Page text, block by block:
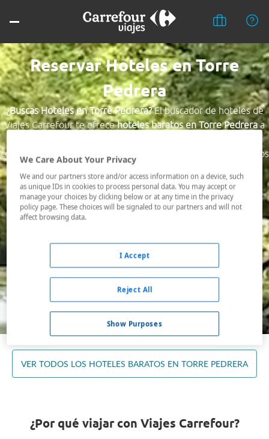
Reservar Hoteles en Torre
Pedrera
¿Buscas Hoteles en Torre Pedrera?El buscador de hoteles de
Viajes Carrefour te ofrecehoteles baratos en Torre Pedreraa
comunicados, el hotel que busques nosotros te lo encontramos
al mejor precio.
Destino *
07/08/2026 - 08/08/2026
Ocupación *
Buscar
VER TODOS LOS HOTELES BARATOS EN TORRE PEDRERA
¿Por qué viajar con Viajes Carrefour?
We Care About Your Privacy
We and our partners store and/or access information on a device, such
as unique IDs in cookies to process personal data. You may accept or
manage your choices by clicking below or at any time in the privacy
policy page. These choices will be signaled to our partners and will not
affect browsing data.
Show Purposes
Reject All
I Accept